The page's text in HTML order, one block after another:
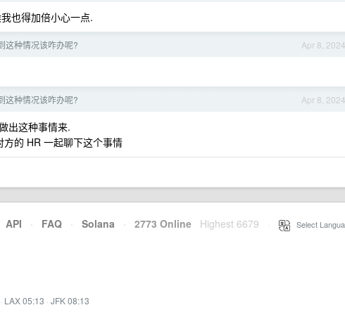
也得加倍小心一点.
Apr 8, 2024
这种情况该咋办呢?
Apr 8, 2024
这种情况该咋办呢?
出这种事情来.
的 HR 一起聊下这个事情
API · FAQ · Solana · 2773 Online Highest 6679 Select
· LAX 05:13 · JFK 08:13